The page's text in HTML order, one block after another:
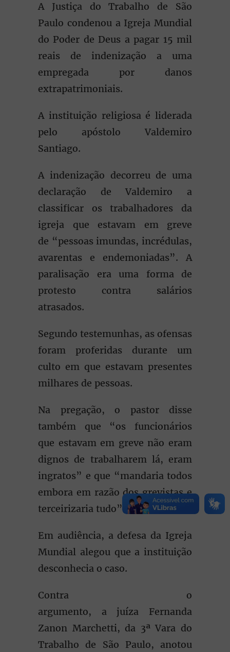
A Justiça do Trabalho de São
Paulo condenou a Igreja Mundial
do Poder de Deus a pagar 15 mil
reais de indenização a uma
empregada por danos
extrapatrimoniais.
A instituição religiosa é liderada
pelo apóstolo Valdemiro
Santiago.
A indenização decorreu de uma
declaração de Valdemiro a
classificar os trabalhadores da
igreja que estavam em greve
de “pessoas imundas, incrédulas,
avarentas e endemoniadas”. A
paralisação era uma forma de
protesto contra salários
atrasados.
Segundo testemunhas, as ofensas
foram proferidas durante um
culto em que estavam presentes
milhares de pessoas.
Na pregação, o pastor disse
também que “os funcionários
que estavam em greve não eram
dignos de trabalharem lá, eram
ingratos” e que “mandaria todos
embora em razão dos grevistas e
terceirizaria tudo”.
Em audiência, a defesa da Igreja
Mundial alegou que a instituição
desconhecia o caso.
Contra o
argumento, a juíza Fernanda
Zanon Marchetti, da 3ª Vara do
Trabalho de São Paulo, anotou